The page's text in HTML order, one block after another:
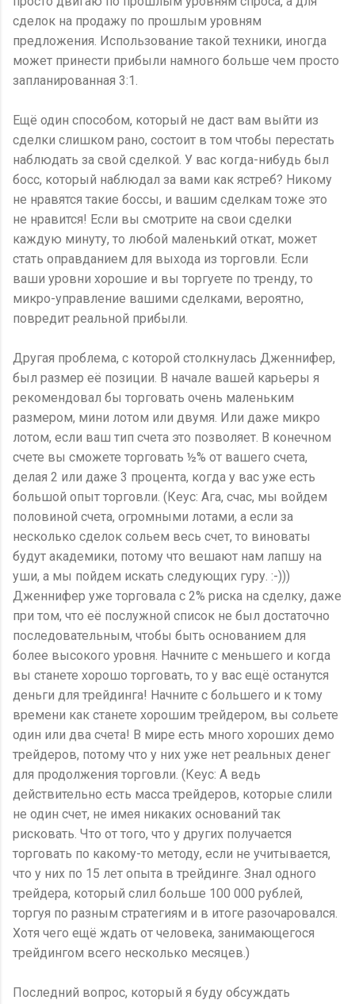
сделок на продажу по прошлым уровням
предложения. Использование такой техники, иногда
может принести прибыли намного больше чем просто
запланированная 3:1.
Ещё один способом, который не даст вам выйти из
сделки слишком рано, состоит в том чтобы перестать
наблюдать за свой сделкой. У вас когда-нибудь был
босс, который наблюдал за вами как ястреб? Никому
не нравятся такие боссы, и вашим сделкам тоже это
не нравится! Если вы смотрите на свои сделки
каждую минуту, то любой маленький откат, может
стать оправданием для выхода из торговли. Если
ваши уровни хорошие и вы торгуете по тренду, то
микро-управление вашими сделками, вероятно,
повредит реальной прибыли.
Другая проблема, с которой столкнулась Дженнифер,
был размер её позиции. В начале вашей карьеры я
рекомендовал бы торговать очень маленьким
размером, мини лотом или двумя. Или даже микро
лотом, если ваш тип счета это позволяет. В конечном
счете вы сможете торговать ½% от вашего счета,
делая 2 или даже 3 процента, когда у вас уже есть
большой опыт торговли. (Кеус: Ага, счас, мы войдем
половиной счета, огромными лотами, а если за
несколько сделок сольем весь счет, то виноваты
будут академики, потому что вешают нам лапшу на
уши, а мы пойдем искать следующих гуру. :-)))
Дженнифер уже торговала с 2% риска на сделку, даже
при том, что её послужной список не был достаточно
последовательным, чтобы быть основанием для
более высокого уровня. Начните с меньшего и когда
вы станете хорошо торговать, то у вас ещё останутся
деньги для трейдинга! Начните с большего и к тому
времени как станете хорошим трейдером, вы сольете
один или два счета! В мире есть много хороших демо
трейдеров, потому что у них уже нет реальных денег
для продолжения торговли. (Кеус: А ведь
действительно есть масса трейдеров, которые слили
не один счет, не имея никаких оснований так
рисковать. Что от того, что у других получается
торговать по какому-то методу, если не учитывается,
что у них по 15 лет опыта в трейдинге. Знал одного
трейдера, который слил больше 100 000 рублей,
торгуя по разным стратегиям и в итоге разочаровался.
Хотя чего ещё ждать от человека, занимающегося
трейдингом всего несколько месяцев.)
Последний вопрос, который я буду обсуждать